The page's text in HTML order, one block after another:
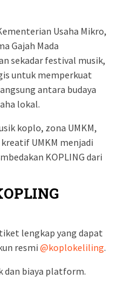
Usaha Mikro,
Gajah Mada
sekadar festival musik,
untuk memperkuat
antara budaya
lokal.
koplo, zona UMKM,
UMKM menjadi
KOPLING dari
lengkap yang dapat
resmi @koplokeliling.
dan biaya platform.